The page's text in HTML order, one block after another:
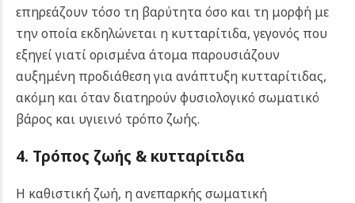
επηρεάζουν τόσο τη βαρύτητα όσο και τη μορφή με
την οποία εκδηλώνεται η κυτταρίτιδα, γεγονός που
εξηγεί γιατί ορισμένα άτομα παρουσιάζουν
αυξημένη προδιάθεση για ανάπτυξη κυτταρίτιδας,
ακόμη και όταν διατηρούν φυσιολογικό σωματικό
βάρος και υγιεινό τρόπο ζωής.
4. Τρόπος ζωής & κυτταρίτιδα
Η καθιστική ζωή, η ανεπαρκής σωματική